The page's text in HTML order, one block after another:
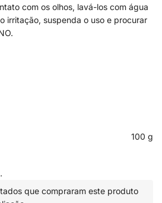
com os olhos, lavá-los com água
irritação, suspenda o uso e procurar
100 g
que compraram este produto